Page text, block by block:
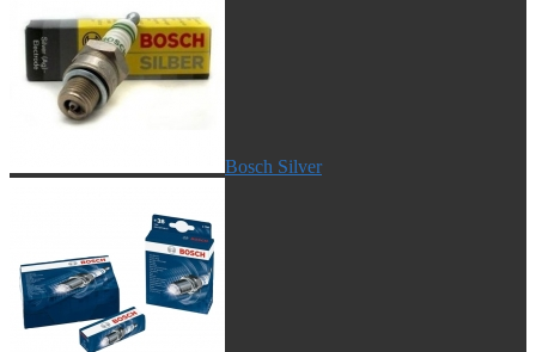
Bosch Silver